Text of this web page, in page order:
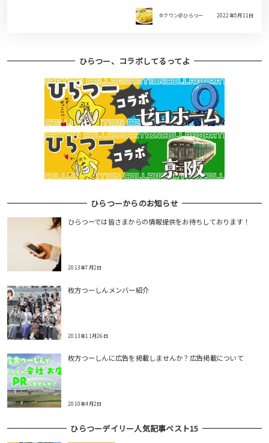
タクワン＠ひらつー 2022年5月11日
ひらつー、コラボしてるってよ
ひらつーからのお知らせ
ひらつーでは皆さまからの情報提供をお待ちしております！
2013年7月2日
枚方つーしんメンバー紹介
2013年11月26日
枚方つーしんに広告を掲載しませんか？広告掲載について
2010年4月2日
ひらつーデイリー人気記事ベスト15